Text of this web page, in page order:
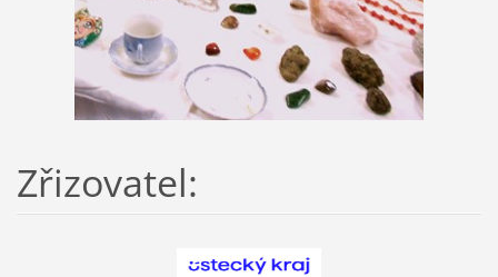
Zřizovatel: